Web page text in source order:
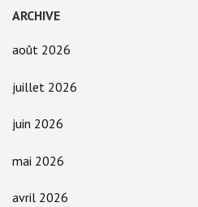
ARCHIVE
août 2026
juillet 2026
juin 2026
mai 2026
avril 2026